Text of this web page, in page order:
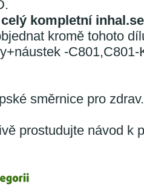
kompletní
kromě tohoto
-C801,C801-
směrnice pro
prostudujte návod k